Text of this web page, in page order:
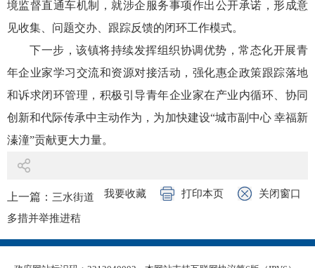
境监督直通车机制，就涉企服务事项作出公开承诺，形成意
见收集、问题交办、跟踪反馈的闭环工作模式。
下一步，该镇将持续发挥组织协调优势，常态化开展青
年企业家学习交流和资源对接活动，强化惠企政策跟踪落地
和诉求闭环管理，积极引导青年企业家在产业内循环、协同
创新和代际传承中主动作为，为加快建设“城市副中心 幸福新
溱潼”贡献更大力量。
我要收藏 打印本页 关闭窗口
上一篇： 三水街道
多措并举推进秸
秆“双禁”工作